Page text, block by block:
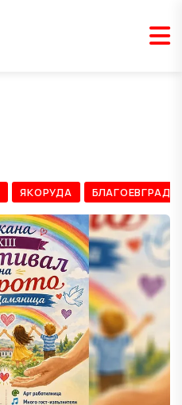
ЯКОРУДА БЛАГОЕВГРАД